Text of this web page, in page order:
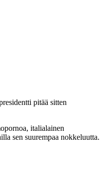
pitää sitten
italialainen
sen suurempaa nokkeluutta.